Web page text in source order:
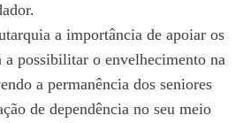
a importância de apoiar os
a possibilitar o envelhecimento na
a permanência dos seniores
de dependência no seu meio